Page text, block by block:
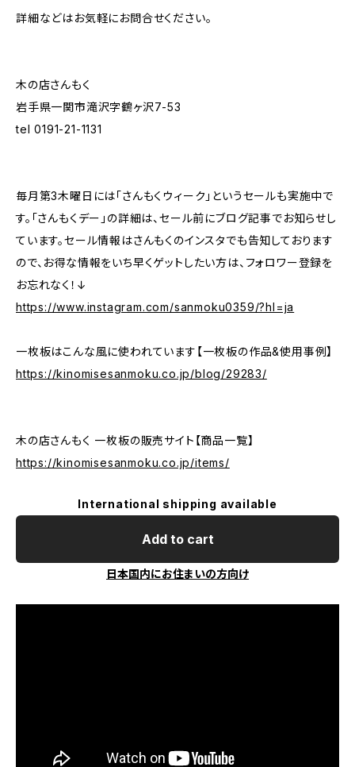
詳細などはお気軽にお問合せください。
木の店さんもく
岩手県一関市滝沢字鶴ヶ沢7-53
tel 0191-21-1131
毎月第3木曜日には「さんもくウィーク」というセールも実施中で
す。「さんもくデー」の詳細は、セール前にブログ記事でお知らせし
ています。セール情報はさんもくのインスタでも告知しております
ので、お得な情報をいち早くゲットしたい方は、フォロワー登録を
お忘れなく！↓
https://www.instagram.com/sanmoku0359/?hl=ja
一枚板はこんな風に使われています【一枚板の作品&使用事例】
https://kinomisesanmoku.co.jp/blog/29283/
木の店さんもく 一枚板の販売サイト【商品一覧】
https://kinomisesanmoku.co.jp/items/
International shipping available
Add to cart
日本国内にお住まいの方向け